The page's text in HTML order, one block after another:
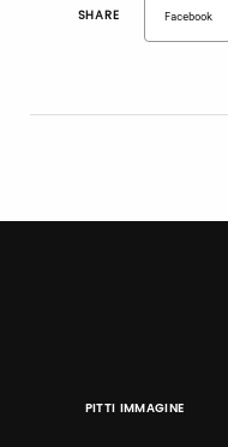
SHARE Facebook
PITTI IMMAGINE